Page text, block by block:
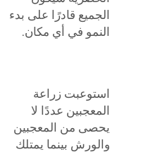
الجميع قادرًا على بدء
النمو في أي مكان.
استوعبت زراعة
المعجبين عددًا لا
يحصى من المعجبين
والورش بينما يمتلك